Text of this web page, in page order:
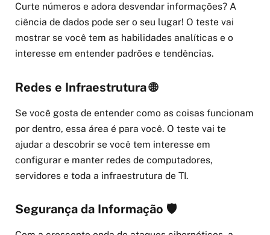
Curte números e adora desvendar informações? A
ciência de dados pode ser o seu lugar! O teste vai
mostrar se você tem as habilidades analíticas e o
interesse em entender padrões e tendências.
Redes e Infraestrutura 🌐
Se você gosta de entender como as coisas funcionam
por dentro, essa área é para você. O teste vai te
ajudar a descobrir se você tem interesse em
configurar e manter redes de computadores,
servidores e toda a infraestrutura de TI.
Segurança da Informação 🛡️